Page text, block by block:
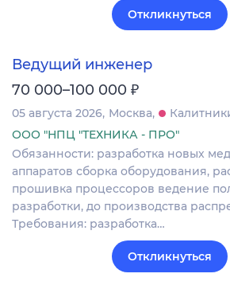
Откликнуться
Ведущий инженер
70 000–100 000 ₽
05 августа 2026 Москва
ООО "НПЦ "ТЕХНИКА - ПРО"
Обязанности: разработка новых
аппаратов сборка оборудования,
прошивка процессоров ведение
разработки, до производства
Требования: разработка…
Откликнуться